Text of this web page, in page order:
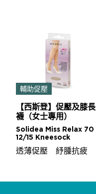
輔助促壓
【西斯登】促壓及膝長
襪（女士專用）
Solidea Miss Relax 70
12/15 Kneesock
透薄促壓 紓腫抗疲